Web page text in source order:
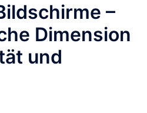
–
Dimension
und